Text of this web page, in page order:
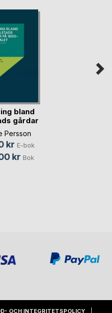
bland
gårdar
på(...)
Persson
kr E-bok
kr Bok
OCH INTEGRITETSPOLICY